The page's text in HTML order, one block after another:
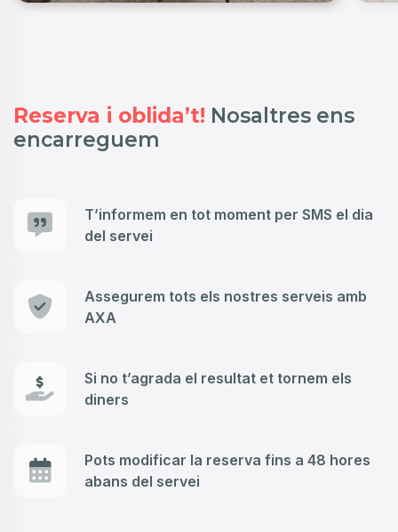
Reserva i oblida’t! Nosaltres ens
encarreguem
T’informem en tot moment per SMS el dia
del servei
Assegurem tots els nostres serveis amb
AXA
Si no t’agrada el resultat et tornem els
diners
Pots modificar la reserva fins a 48 hores
abans del servei